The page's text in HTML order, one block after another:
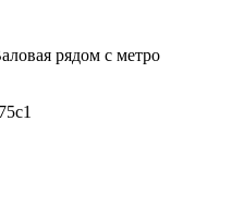
рядом с метро